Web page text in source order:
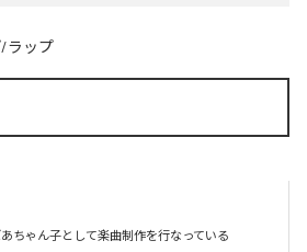
ラップ
ちゃん子として楽曲制作を行なっている